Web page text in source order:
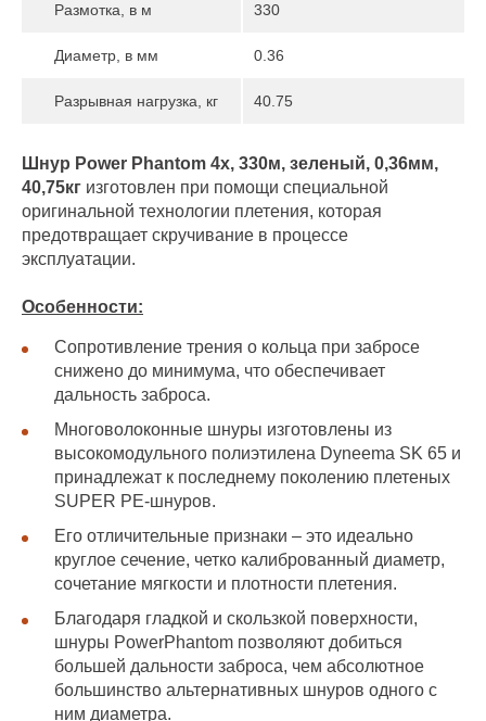
Размотка, в м 330
Диаметр, в мм 0.36
Разрывная нагрузка, кг 40.75
Шнур Power Phantom 4x, 330м, зеленый, 0,36мм,
40,75кг изготовлен при помощи специальной
оригинальной технологии плетения, которая
предотвращает скручивание в процессе
эксплуатации.
Особенности:
Сопротивление трения о кольца при забросе
снижено до минимума, что обеспечивает
дальность заброса.
Многоволоконные шнуры изготовлены из
высокомодульного полиэтилена Dyneema SK 65 и
принадлежат к последнему поколению плетеных
SUPER РЕ-шнуров.
Его отличительные признаки – это идеально
круглое сечение, четко калиброванный диаметр,
сочетание мягкости и плотности плетения.
Благодаря гладкой и скользкой поверхности,
шнуры PowerPhantom позволяют добиться
большей дальности заброса, чем абсолютное
большинство альтернативных шнуров одного с
ним диаметра.